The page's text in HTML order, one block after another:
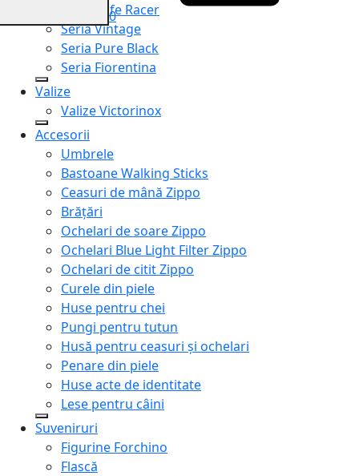
Seria Cafe Racer
Seria Vintage
Seria Pure Black
Seria Fiorentina
Valize
Valize Victorinox
Accesorii
Umbrele
Bastoane Walking Sticks
Ceasuri de mână Zippo
Brățări
Ochelari de soare Zippo
Ochelari Blue Light Filter Zippo
Ochelari de citit Zippo
Curele din piele
Huse pentru chei
Pungi pentru tutun
Husă pentru ceasuri și ochelari
Penare din piele
Huse acte de identitate
Lese pentru câini
Suveniruri
Figurine Forchino
Flască
0